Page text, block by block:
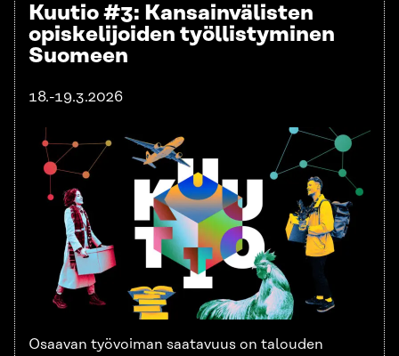
Kuutio #3: Kansainvälisten
opiskelijoiden työllistyminen
Suomeen
18.-19.3.2026
Osaavan työvoiman saatavuus on talouden